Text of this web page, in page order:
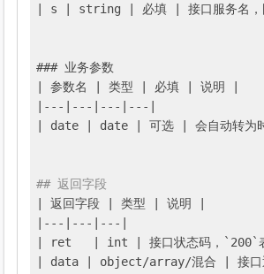
| s |
string | 必填 | 接口服务名
### 业务参数
参数名 | 类型 | 必填
| 说明 |
|---|
--- |---| ---
date | date | 可选 | 会自动转为
## 返回字段
| 返回字段 |
类型
| 说明 |
|---|
--- |---|
int
| 接口状态码，`200`
| data |
object/array/混合
| 接